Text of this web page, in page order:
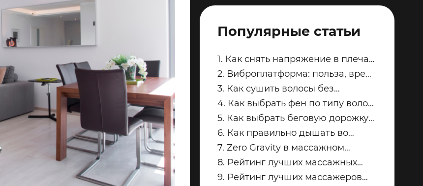
Популярные статьи
1. Как снять напряжение в плечах
и трапециях после рабочего дня
2. Виброплатформа: польза, вред
и советы по безопасным
занятиям
3. Как сушить волосы без
пересушивания
4. Как выбрать фен по типу волос:
тонкие, кудрявые, пористые и
окрашенные
5. Как выбрать беговую дорожку
для квартиры
6. Как правильно дышать во
время силовых упражнений и
кардио
7. Zero Gravity в массажном
кресле: что это и кому подходит
8. Рейтинг лучших массажных
кресел для дома: топ-модели
9. Рейтинг лучших массажеров